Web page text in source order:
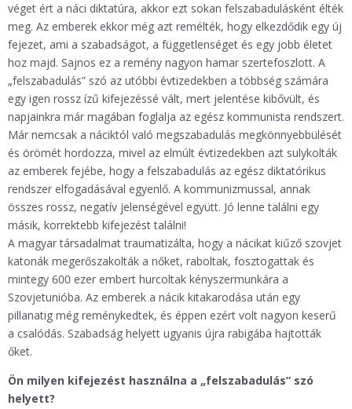
véget ért a náci diktatúra, akkor ezt sokan felszabadulásként élték
meg. Az emberek ekkor még azt remélték, hogy elkezdődik egy új
fejezet, ami a szabadságot, a függetlenséget és egy jobb életet
hoz majd. Sajnos ez a remény nagyon hamar szertefoszlott. A
„felszabadulás” szó az utóbbi évtizedekben a többség számára
egy igen rossz ízű kifejezéssé vált, mert jelentése kibővült, és
napjainkra már magában foglalja az egész kommunista rendszert.
Már nemcsak a náciktól való megszabadulás megkönnyebbülését
és örömét hordozza, mivel az elmúlt évtizedekben azt sulykolták
az emberek fejébe, hogy a felszabadulás az egész diktatórikus
rendszer elfogadásával egyenlő. A kommunizmussal, annak
összes rossz, negatív jelenségével együtt. Jó lenne találni egy
másik, korrektebb kifejezést találni!
A magyar társadalmat traumatizálta, hogy a nácikat kiűző szovjet
katonák megerőszakolták a nőket, raboltak, fosztogattak és
mintegy 600 ezer embert hurcoltak kényszermunkára a
Szovjetunióba. Az emberek a nácik kitakarodása után egy
pillanatig még reménykedtek, és éppen ezért volt nagyon keserű
a csalódás. Szabadság helyett ugyanis újra rabigába hajtották
őket.
Ön milyen kifejezést használna a „felszabadulás” szó
helyett?